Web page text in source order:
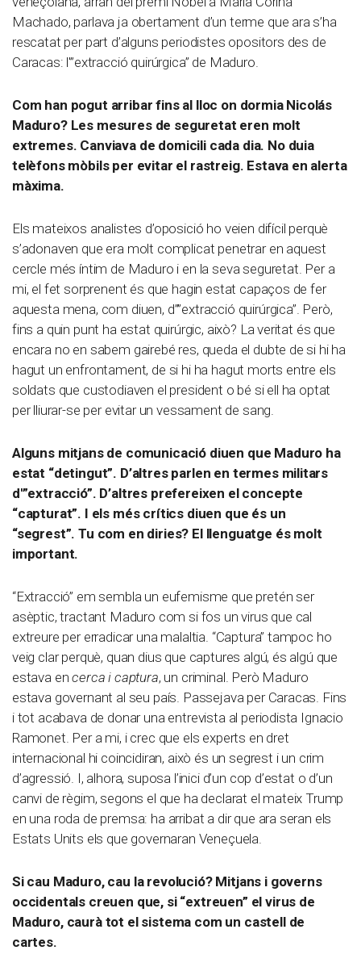
Machado, parlava ja obertament d’un terme que ara s’ha
rescatat per part d’alguns periodistes opositors des de
Caracas: l'”extracció quirúrgica” de Maduro.
Com han pogut arribar fins al lloc on dormia Nicolás
Maduro? Les mesures de seguretat eren molt
extremes. Canviava de domicili cada dia. No duia
telèfons mòbils per evitar el rastreig. Estava en alerta
màxima.
Els mateixos analistes d’oposició ho veien difícil perquè
s’adonaven que era molt complicat penetrar en aquest
cercle més íntim de Maduro i en la seva seguretat. Per a
mi, el fet sorprenent és que hagin estat capaços de fer
aquesta mena, com diuen, d””extracció quirúrgica”. Però,
fins a quin punt ha estat quirúrgic, això? La veritat és que
encara no en sabem gairebé res, queda el dubte de si hi ha
hagut un enfrontament, de si hi ha hagut morts entre els
soldats que custodiaven el president o bé si ell ha optat
per lliurar-se per evitar un vessament de sang.
Alguns mitjans de comunicació diuen que Maduro ha
estat “detingut”. D’altres parlen en termes militars
d'”extracció”. D’altres prefereixen el concepte
“capturat”. I els més crítics diuen que és un
“segrest”. Tu com en diries? El llenguatge és molt
important.
“Extracció” em sembla un eufemisme que pretén ser
asèptic, tractant Maduro com si fos un virus que cal
extreure per erradicar una malaltia. “Captura” tampoc ho
veig clar perquè, quan dius que captures algú, és algú que
estava en cerca i captura, un criminal. Però Maduro
estava governant al seu país. Passejava per Caracas. Fins
i tot acabava de donar una entrevista al periodista Ignacio
Ramonet. Per a mi, i crec que els experts en dret
internacional hi coincidiran, això és un segrest i un crim
d’agressió. I, alhora, suposa l’inici d’un cop d’estat o d’un
canvi de règim, segons el que ha declarat el mateix Trump
en una roda de premsa: ha arribat a dir que ara seran els
Estats Units els que governaran Veneçuela.
Si cau Maduro, cau la revolució? Mitjans i governs
occidentals creuen que, si “extreuen” el virus de
Maduro, caurà tot el sistema com un castell de
cartes.